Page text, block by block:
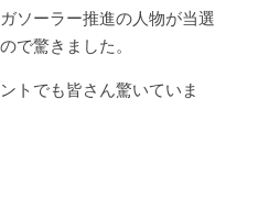
ソーラー推進の人物が当選
で驚きました。
トでも皆さん驚いていま